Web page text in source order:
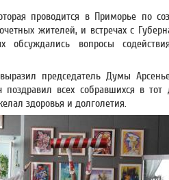
проводится в Приморье по
жителей, и встречах с
вопросы
председатель Думы
поздравил всех собравшихся в тот
здоровья и долголетия.